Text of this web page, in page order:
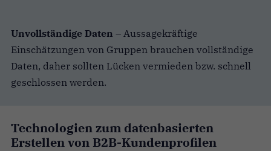
Unvollständige Daten – Aussagekräftige
Einschätzungen von Gruppen brauchen vollständige
Daten, daher sollten Lücken vermieden bzw. schnell
geschlossen werden.
Technologien zum datenbasierten
Erstellen von B2B-Kundenprofilen